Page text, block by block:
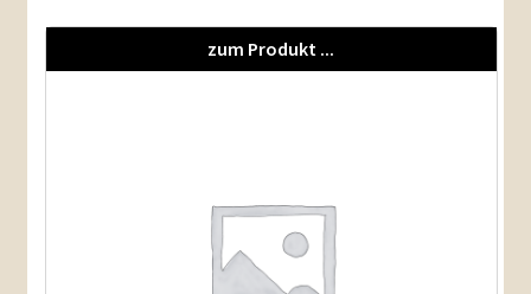
zum Produkt ...